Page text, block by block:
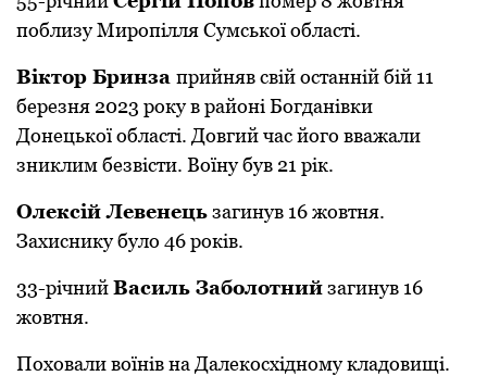
поблизу Миропілля Сумської області.
Віктор Бринза прийняв свій останній бій 11
березня 2023 року в районі Богданівки
Донецької області. Довгий час його вважали
зниклим безвісти. Воїну був 21 рік.
Олексій Левенецьзагинув 16 жовтня.
Захиснику було 46 років.
33-річнийВасиль Заболотнийзагинув 16
жовтня.
Поховали воїнів на Далекосхідному кладовищі.